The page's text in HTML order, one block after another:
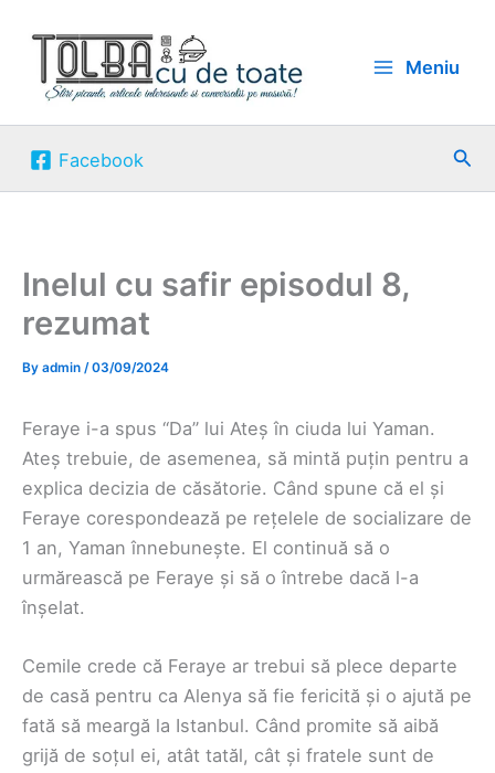
content
Meniu
Facebook
Inelul cu safir episodul 8,
rezumat
By admin /03/09/2024
Feraye i-a spus “Da” lui Ateș în ciuda lui Yaman.
Ateș trebuie, de asemenea, să mintă puțin pentru a
explica decizia de căsătorie. Când spune că el și
Feraye corespondează pe rețelele de socializare de
1 an, Yaman înnebunește. El continuă să o
urmărească pe Feraye și să o întrebe dacă l-a
înșelat.
Cemile crede că Feraye ar trebui să plece departe
de casă pentru ca Alenya să fie fericită și o ajută pe
fată să meargă la Istanbul. Când promite să aibă
grijă de soțul ei, atât tatăl, cât și fratele sunt de